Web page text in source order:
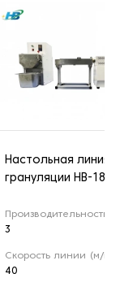
Настольная линия
грануляции HB-
Производительность
3
Скорость линии (м/
40